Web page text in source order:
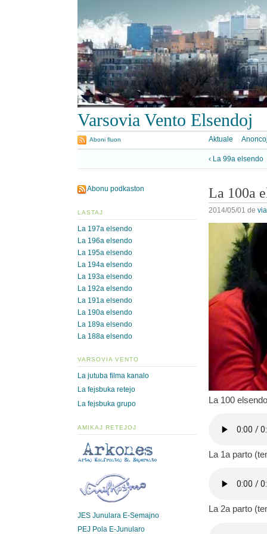
Varsovia Vento Elsendoj
Aktuale
Aboni fluon
‹ La 99a elsendo
La 100a
2014/05/01 de
La 100
La 1a parto
La 2a parto
Abonu podkaston
LASTAJ
La 197a elsendo
La 196a elsendo
La 195a elsendo
La 194a elsendo
La 193a elsendo
La 192a elsendo
La 191a elsendo
La 190a elsendo
La 189a elsendo
La 188a elsendo
VARSOVIA VENTO
La jutuba filma kanalo
La fejsbuka retejo
La fejsbuka grupo
AMIKAJ RETEJOJ
JES Junulara E-Semajno
PEJ Pola E-Junularo